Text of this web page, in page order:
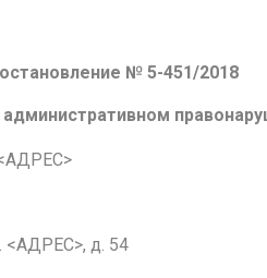
№ 5-451/2018
<АДРЕС>, д. 54